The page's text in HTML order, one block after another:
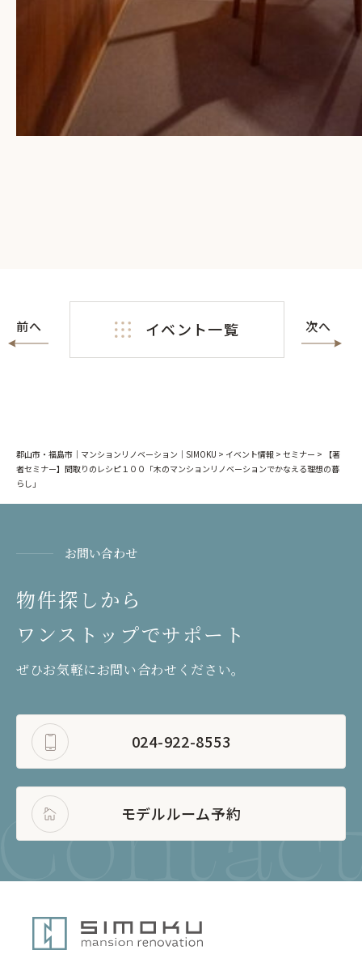
前へ イベント一覧 次へ
郡山市・福島市｜マンションリノベーション｜SIMOKU > イベント情報 > セミナー >
【著
者セミナー】間取りのレシピ１００「木のマンションリノベーションでかなえる理想の暮
らし」
お問い合わせ
物件探しから
ワンストップでサポート
ぜひお気軽にお問い合わせください。
024-922-8553
モデルルーム予約